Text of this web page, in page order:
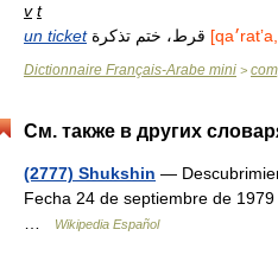
v t
un ticket
Dictionnaire Français-Arabe mini >
См. также в других
(2777) Shukshin —
Fecha 24 de septiembre de
Wikipedia Español